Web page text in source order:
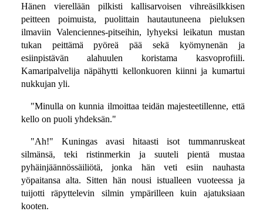
Hänen vierellään pilkisti kallisarvoisen vihreäsilkkisen
peitteen poimuista, puolittain hautautuneena pieluksen
ilmaviin Valenciennes-pitseihin, lyhyeksi leikatun mustan
tukan peittämä pyöreä pää sekä kyömynenän ja
esiinpistävän alahuulen koristama kasvoprofiili.
Kamaripalvelija näpähytti kellonkuoren kiinni ja kumartui
nukkujan yli.
"Minulla on kunnia ilmoittaa teidän majesteetillenne, että
kello on puoli yhdeksän."
"Ah!" Kuningas avasi hitaasti isot tummanruskeat
silmänsä, teki ristinmerkin ja suuteli pientä mustaa
pyhäinjäännössäiliötä, jonka hän veti esiin nauhasta
yöpaitansa alta. Sitten hän nousi istualleen vuoteessa ja
tuijotti räpyttelevin silmin ympärilleen kuin ajatuksiaan
kooten.